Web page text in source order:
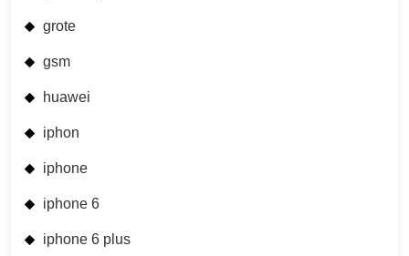
grote
gsm
huawei
iphon
iphone
iphone 6
iphone 6 plus